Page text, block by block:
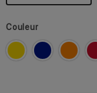
Couleur